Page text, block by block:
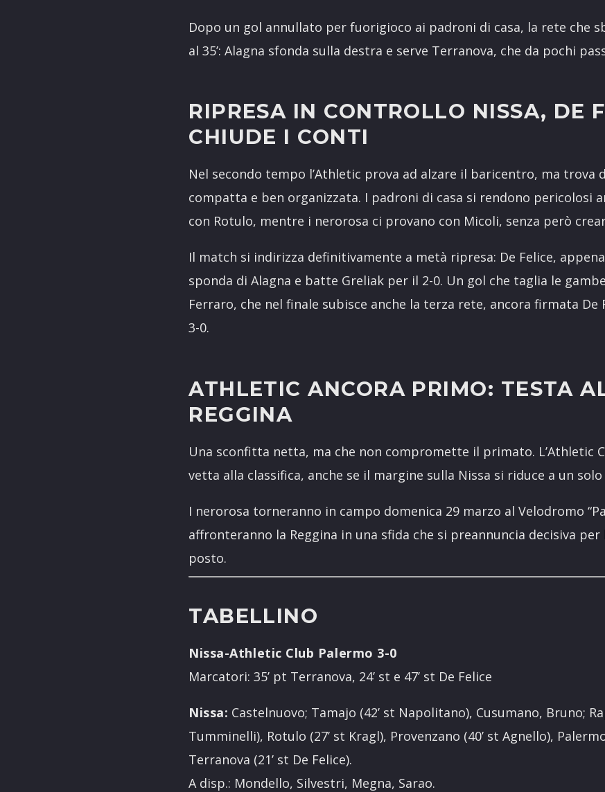
Dopo un gol annullato per fuorigioco ai padroni di casa, la rete che
al 35’: Alagna sfonda sulla destra e serve Terranova, che da pochi
RIPRESA IN CONTROLLO NISSA, DE
CHIUDE I CONTI
Nel secondo tempo l’Athletic prova ad alzare il baricentro, ma trova
compatta e ben organizzata. I padroni di casa si rendono pericolosi
con Rotulo, mentre i nerorosa ci provano con Micoli, senza però
Il match si indirizza definitivamente a metà ripresa: De Felice,
sponda di Alagna e batte Greliak per il 2-0. Un gol che taglia le
Ferraro, che nel finale subisce anche la terza rete, ancora firmata
3-0.
ATHLETIC ANCORA PRIMO: TESTA
REGGINA
Una sconfitta netta, ma che non compromette il primato. L’Athletic
vetta alla classifica, anche se il margine sulla Nissa si riduce a un
I nerorosa torneranno in campo domenica 29 marzo al Velodromo
affronteranno la Reggina in una sfida che si preannuncia decisiva
posto.
TABELLINO
Nissa-Athletic Club Palermo 3-0
Marcatori: 35’ pt Terranova, 24’ st e 47’ st De Felice
Nissa: Castelnuovo; Tamajo (42’ st Napolitano), Cusumano, Bruno;
Tumminelli), Rotulo (27’ st Kragl), Provenzano (40’ st Agnello),
Terranova (21’ st De Felice).
A disp.: Mondello, Silvestri, Megna, Sarao.